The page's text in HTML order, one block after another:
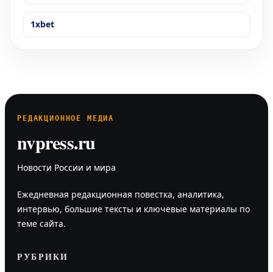
1xbet
РЕДАКЦИОННОЕ МЕДИА
nvpress.ru
Новости России и мира
Ежедневная редакционная повестка, аналитика,
интервью, большие тексты и ключевые материалы по
теме сайта.
РУБРИКИ